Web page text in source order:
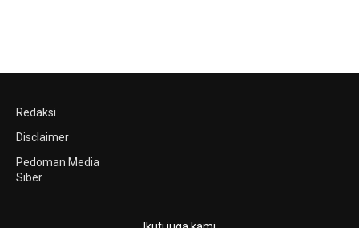
Redaksi
Disclaimer
Pedoman Media
Siber